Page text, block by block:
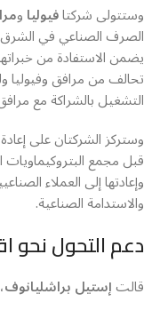
وستتولى شركتافيولياو
الصرف الصناعي في
يضمن الاستفادة من
تحالف من مرافق وفيوليا
التشغيل بالشراكة مع
وستركز الشركتان على
قبل مجمع البتروكيماويات
وإعادتها إلى العملاء
والاستدامة الصناعية.
دعم التحول نحو
قالتإستيل براشليانوف